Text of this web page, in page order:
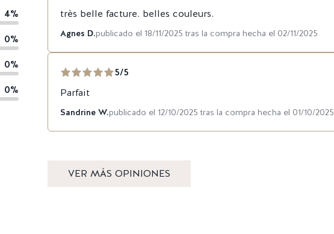
4%
0%
0%
0%
très belle facture. belles couleurs.
Agnes D.publicado el 18/11/2025 tras la compra hecha el 02/11/2025
5/5
Parfait
Sandrine W.publicado el 12/10/2025 tras la compra hecha el 01/10/2025
VER MÁS OPINIONES